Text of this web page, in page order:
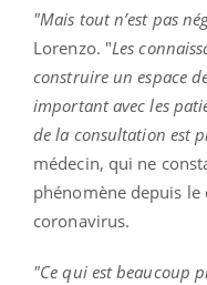
"Mais tout n’est pas
Lorenzo. "Les
construire un espace
important avec les
de la consultation est
médecin, qui ne
phénomène depuis le
coronavirus.
"Ce qui est beaucoup